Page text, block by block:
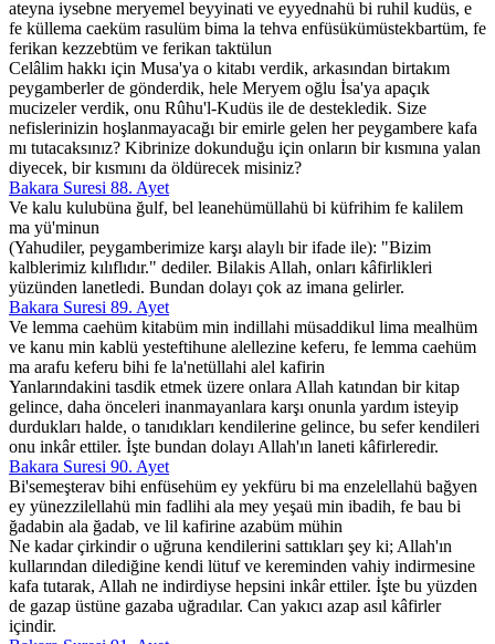
ateyna iysebne meryemel beyyinati ve eyyednahü bi ruhil kudüs, e
fe küllema caeküm rasulüm bima la tehva enfüsükümüstekbartüm, fe
ferikan kezzebtüm ve ferikan taktülun
Celâlim hakkı için Musa'ya o kitabı verdik, arkasından birtakım
peygamberler de gönderdik, hele Meryem oğlu İsa'ya apaçık
mucizeler verdik, onu Rûhu'l-Kudüs ile de destekledik. Size
nefislerinizin hoşlanmayacağı bir emirle gelen her peygambere kafa
mı tutacaksınız? Kibrinize dokunduğu için onların bir kısmına yalan
diyecek, bir kısmını da öldürecek misiniz?
Bakara Suresi 88. Ayet
Ve kalu kulubüna ğulf, bel leanehümüllahü bi küfrihim fe kalilem
ma yü'minun
(Yahudiler, peygamberimize karşı alaylı bir ifade ile): "Bizim
kalblerimiz kılıflıdır." dediler. Bilakis Allah, onları kâfirlikleri
yüzünden lanetledi. Bundan dolayı çok az imana gelirler.
Bakara Suresi 89. Ayet
Ve lemma caehüm kitabüm min indillahi müsaddikul lima mealhüm
ve kanu min kablü yesteftihune alellezine keferu, fe lemma caehüm
ma arafu keferu bihi fe la'netüllahi alel kafirin
Yanlarındakini tasdik etmek üzere onlara Allah katından bir kitap
gelince, daha önceleri inanmayanlara karşı onunla yardım isteyip
durdukları halde, o tanıdıkları kendilerine gelince, bu sefer kendileri
onu inkâr ettiler. İşte bundan dolayı Allah'ın laneti kâfirleredir.
Bakara Suresi 90. Ayet
Bi'semeşterav bihi enfüsehüm ey yekfüru bi ma enzelellahü bağyen
ey yünezzilellahü min fadlihi ala mey yeşaü min ibadih, fe bau bi
ğadabin ala ğadab, ve lil kafirine azabüm mühin
Ne kadar çirkindir o uğruna kendilerini sattıkları şey ki; Allah'ın
kullarından dilediğine kendi lütuf ve kereminden vahiy indirmesine
kafa tutarak, Allah ne indirdiyse hepsini inkâr ettiler. İşte bu yüzden
de gazap üstüne gazaba uğradılar. Can yakıcı azap asıl kâfirler
içindir.